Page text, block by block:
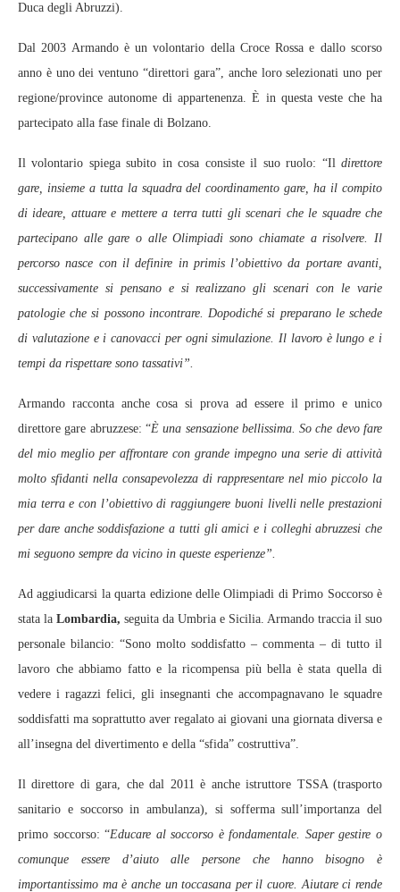
Duca degli Abruzzi).
Dal 2003 Armando è un volontario della Croce Rossa e dallo scorso
anno è uno dei ventuno “direttori gara”, anche loro selezionati uno per
regione/province autonome di appartenenza. È in questa veste che ha
partecipato alla fase finale di Bolzano.
Il volontario spiega subito in cosa consiste il suo ruolo: “Il direttore
gare, insieme a tutta la squadra del coordinamento gare, ha il compito
di ideare, attuare e mettere a terra tutti gli scenari che le squadre che
partecipano alle gare o alle Olimpiadi sono chiamate a risolvere. Il
percorso nasce con il definire in primis l’obiettivo da portare avanti,
successivamente si pensano e si realizzano gli scenari con le varie
patologie che si possono incontrare. Dopodiché si preparano le schede
di valutazione e i canovacci per ogni simulazione. Il lavoro è lungo e i
tempi da rispettare sono tassativi”.
Armando racconta anche cosa si prova ad essere il primo e unico
direttore gare abruzzese: “È una sensazione bellissima. So che devo fare
del mio meglio per affrontare con grande impegno una serie di attività
molto sfidanti nella consapevolezza di rappresentare nel mio piccolo la
mia terra e con l’obiettivo di raggiungere buoni livelli nelle prestazioni
per dare anche soddisfazione a tutti gli amici e i colleghi abruzzesi che
mi seguono sempre da vicino in queste esperienze”.
Ad aggiudicarsi la quarta edizione delle Olimpiadi di Primo Soccorso è
stata la Lombardia, seguita da Umbria e Sicilia. Armando traccia il suo
personale bilancio: “Sono molto soddisfatto – commenta – di tutto il
lavoro che abbiamo fatto e la ricompensa più bella è stata quella di
vedere i ragazzi felici, gli insegnanti che accompagnavano le squadre
soddisfatti ma soprattutto aver regalato ai giovani una giornata diversa e
all’insegna del divertimento e della “sfida” costruttiva”.
Il direttore di gara, che dal 2011 è anche istruttore TSSA (trasporto
sanitario e soccorso in ambulanza), si sofferma sull’importanza del
primo soccorso: “Educare al soccorso è fondamentale. Saper gestire o
comunque essere d’aiuto alle persone che hanno bisogno è
importantissimo ma è anche un toccasana per il cuore. Aiutare ci rende